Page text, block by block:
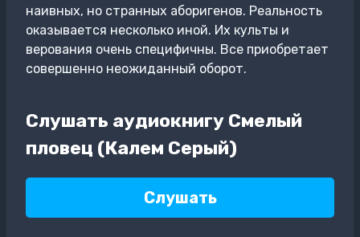
наивных, но странных аборигенов. Реальность
оказывается несколько иной. Их культы и
верования очень специфичны. Все приобретает
совершенно неожиданный оборот.
Слушать аудиокнигу Смелый
пловец (Калем Серый)
Слушать